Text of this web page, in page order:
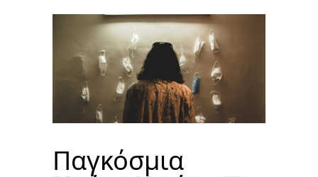
Παγκόσμια